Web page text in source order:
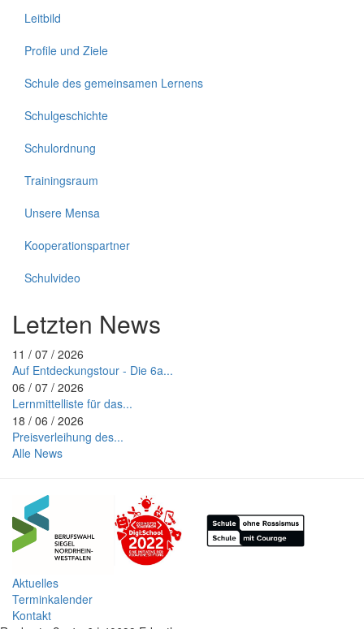
Leitbild
Profile und Ziele
Schule des gemeinsamen Lernens
Schulgeschichte
Schulordnung
Trainingsraum
Unsere Mensa
Kooperationspartner
Schulvideo
Letzten News
11 / 07 / 2026
Auf Entdeckungstour - Die 6a...
06 / 07 / 2026
Lernmittelliste für das...
18 / 06 / 2026
Preisverleihung des...
Alle News
Aktuelles
Terminkalender
Kontakt